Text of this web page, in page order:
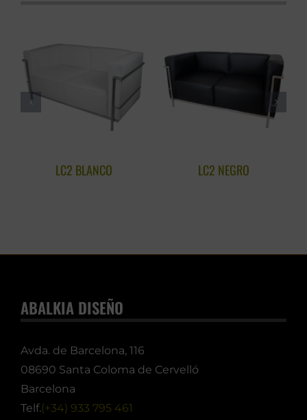
LC2 BLANCO LC2 NEGRO
ABALKIA DISEÑO
Avda. de Barcelona, 116
08690 Santa Coloma de Cervelló
Barcelona
Telf.(+34) 933 795 461